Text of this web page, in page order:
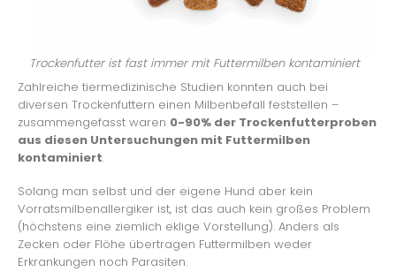
Trockenfutter ist fast immer mit Futtermilben kontaminiert
Zahlreiche tiermedizinische Studien konnten auch bei
diversen Trockenfuttern einen Milbenbefall feststellen –
zusammengefasst waren 0-90% der Trockenfutterproben
aus diesen Untersuchungen mit Futtermilben
kontaminiert.
Solang man selbst und der eigene Hund aber kein
Vorratsmilbenallergiker ist, ist das auch kein großes Problem
(höchstens eine ziemlich eklige Vorstellung). Anders als
Zecken oder Flöhe übertragen Futtermilben weder
Erkrankungen noch Parasiten.